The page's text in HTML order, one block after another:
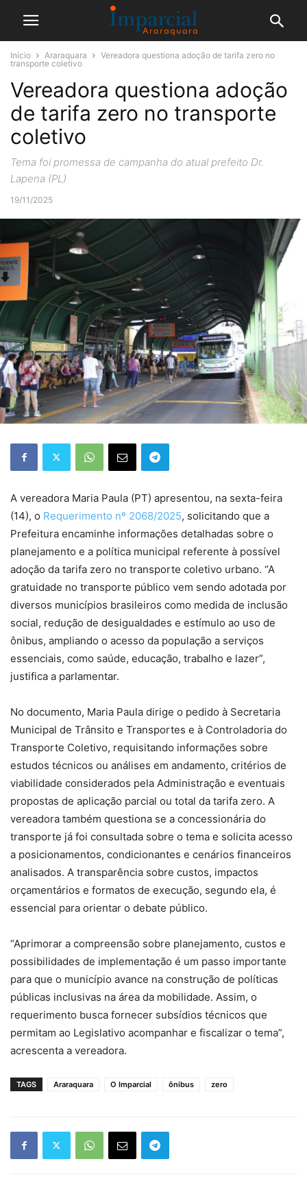
Início Araraquara
Vereadora questiona adoção de tarifa zero no
transporte coletivo
Vereadora questiona adoção
de tarifa zero no transporte
coletivo
Tema foi promessa de campanha do atual prefeito Dr.
Lapena (PL)
19/11/2025
A vereadora Maria Paula (PT) apresentou, na sexta-feira
(14), o Requerimento nº 2068/2025, solicitando que a
Prefeitura encaminhe informações detalhadas sobre o
planejamento e a política municipal referente à possível
adoção da tarifa zero no transporte coletivo urbano. “A
gratuidade no transporte público vem sendo adotada por
diversos municípios brasileiros como medida de inclusão
social, redução de desigualdades e estímulo ao uso de
ônibus, ampliando o acesso da população a serviços
essenciais, como saúde, educação, trabalho e lazer”,
justifica a parlamentar.
No documento, Maria Paula dirige o pedido à Secretaria
Municipal de Trânsito e Transportes e à Controladoria do
Transporte Coletivo, requisitando informações sobre
estudos técnicos ou análises em andamento, critérios de
viabilidade considerados pela Administração e eventuais
propostas de aplicação parcial ou total da tarifa zero. A
vereadora também questiona se a concessionária do
transporte já foi consultada sobre o tema e solicita acesso
a posicionamentos, condicionantes e cenários financeiros
analisados. A transparência sobre custos, impactos
orçamentários e formatos de execução, segundo ela, é
essencial para orientar o debate público.
“Aprimorar a compreensão sobre planejamento, custos e
possibilidades de implementação é um passo importante
para que o município avance na construção de políticas
públicas inclusivas na área da mobilidade. Assim, o
requerimento busca fornecer subsídios técnicos que
permitam ao Legislativo acompanhar e fiscalizar o tema”,
acrescenta a vereadora.
TAGS Araraquara O Imparcial ônibus zero